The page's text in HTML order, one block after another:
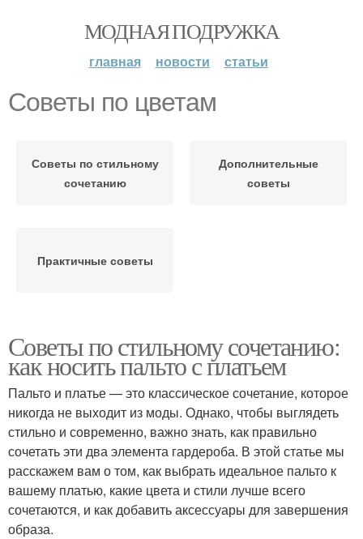
МОДНАЯ ПОДРУЖКА
главная новости статьи
Советы по цветам
Советы по стильному
сочетанию
Дополнительные
советы
Практичные советы
Советы по стильному сочетанию:
как носить пальто с платьем
Пальто и платье — это классическое сочетание, которое
никогда не выходит из моды. Однако, чтобы выглядеть
стильно и современно, важно знать, как правильно
сочетать эти два элемента гардероба. В этой статье мы
расскажем вам о том, как выбрать идеальное пальто к
вашему платью, какие цвета и стили лучше всего
сочетаются, и как добавить аксессуары для завершения
образа.